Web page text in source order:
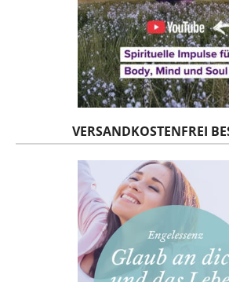
VERSANDKOSTENFREI